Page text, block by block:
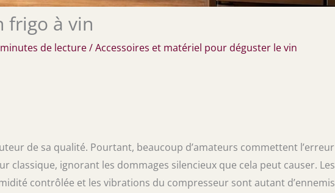
frigo à vin
de lecture/Accessoires et matériel pour déguster le vin
de sa qualité. Pourtant, beaucoup d’amateurs commettent
classique, ignorant les dommages silencieux que cela peut causer. Les
contrôlée et les vibrations du compresseur sont autant d’ennemis